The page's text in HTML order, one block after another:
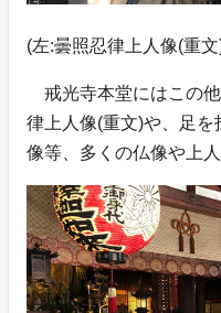
(左:曇照忍律上人像(重
戒光寺本堂にはこの
律上人像(重文)や、足
像等、多くの仏像や上